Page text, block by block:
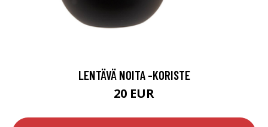
LENTÄVÄ NOITA -KORISTE
20 EUR